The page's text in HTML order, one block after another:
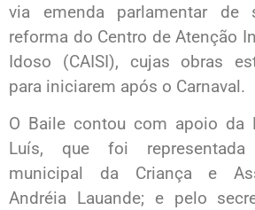
via emenda parlamentar de
reforma do Centro de Atenção
Idoso (CAISI), cujas obras
para iniciarem após o Carnaval.
O Baile contou com apoio da
Luís, que foi representada
municipal da Criança e
Andréia Lauande; e pelo